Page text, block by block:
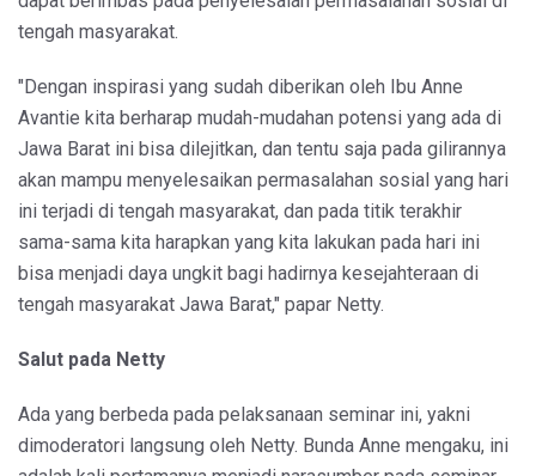
tengah masyarakat.
"Dengan inspirasi yang sudah diberikan oleh Ibu Anne
Avantie kita berharap mudah-mudahan potensi yang ada di
Jawa Barat ini bisa dilejitkan, dan tentu saja pada gilirannya
akan mampu menyelesaikan permasalahan sosial yang hari
ini terjadi di tengah masyarakat, dan pada titik terakhir
sama-sama kita harapkan yang kita lakukan pada hari ini
bisa menjadi daya ungkit bagi hadirnya kesejahteraan di
tengah masyarakat Jawa Barat," papar Netty.
Salut pada Netty
Ada yang berbeda pada pelaksanaan seminar ini, yakni
dimoderatori langsung oleh Netty. Bunda Anne mengaku, ini